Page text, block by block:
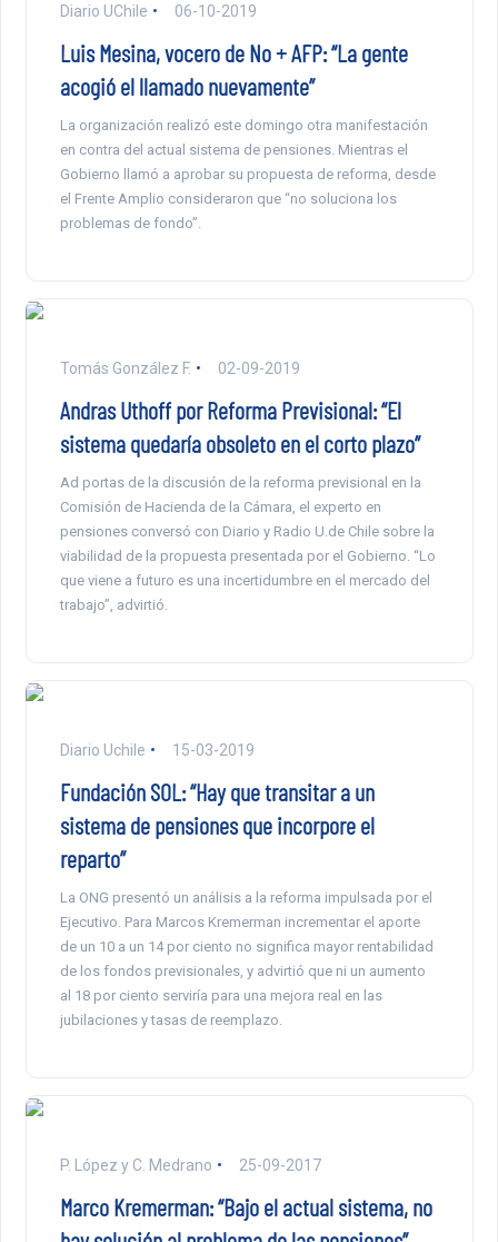
Diario UChile 06-10-2019
Luis Mesina, vocero de No + AFP: “La gente
acogió el llamado nuevamente”
La organización realizó este domingo otra manifestación
en contra del actual sistema de pensiones. Mientras el
Gobierno llamó a aprobar su propuesta de reforma, desde
el Frente Amplio consideraron que “no soluciona los
problemas de fondo”.
Tomás González F. 02-09-2019
Andras Uthoff por Reforma Previsional: “El
sistema quedaría obsoleto en el corto plazo”
Ad portas de la discusión de la reforma previsional en la
Comisión de Hacienda de la Cámara, el experto en
pensiones conversó con Diario y Radio U.de Chile sobre la
viabilidad de la propuesta presentada por el Gobierno. “Lo
que viene a futuro es una incertidumbre en el mercado del
trabajo”, advirtió.
Diario Uchile 15-03-2019
Fundación SOL: “Hay que transitar a un
sistema de pensiones que incorpore el
reparto”
La ONG presentó un análisis a la reforma impulsada por el
Ejecutivo. Para Marcos Kremerman incrementar el aporte
de un 10 a un 14 por ciento no significa mayor rentabilidad
de los fondos previsionales, y advirtió que ni un aumento
al 18 por ciento serviría para una mejora real en las
jubilaciones y tasas de reemplazo.
P. López y C. Medrano 25-09-2017
Marco Kremerman: “Bajo el actual sistema, no